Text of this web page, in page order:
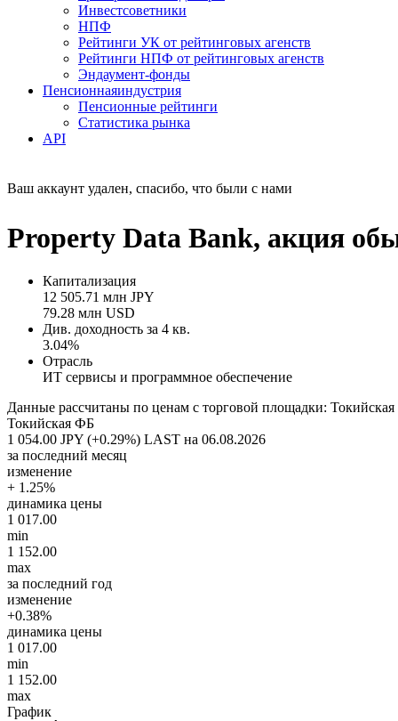
Инвестсоветники
НПФ
Рейтинги УК от рейтинговых агенств
Рейтинги НПФ от рейтинговых агенств
Эндаумент-фонды
Пенсионнаяиндустрия
Пенсионные рейтинги
Статистика рынка
API
Ваш аккаунт удален, спасибо, что были с нами
Property Data Bank, акция
Капитализация
12 505.71 млн JPY
79.28 млн USD
Див. доходность за 4 кв.
3.04%
Отрасль
ИТ сервисы и программное обеспечение
Данные рассчитаны по ценам с торговой площадки:
Токийская ФБ
1 054.00 JPY (+0.29%) LAST на 06.08.2026
за последний месяц
изменение
+ 1.25%
динамика цены
1 017.00
min
1 152.00
max
за последний год
изменение
+0.38%
динамика цены
1 017.00
min
1 152.00
max
График